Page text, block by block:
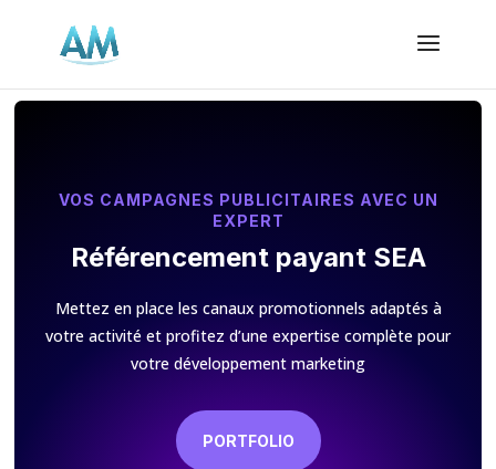
VOS CAMPAGNES PUBLICITAIRES AVEC UN
EXPERT
Référencement payant SEA
Mettez en place les canaux promotionnels adaptés à
votre activité et profitez d’une expertise complète pour
votre développement marketing
PORTFOLIO